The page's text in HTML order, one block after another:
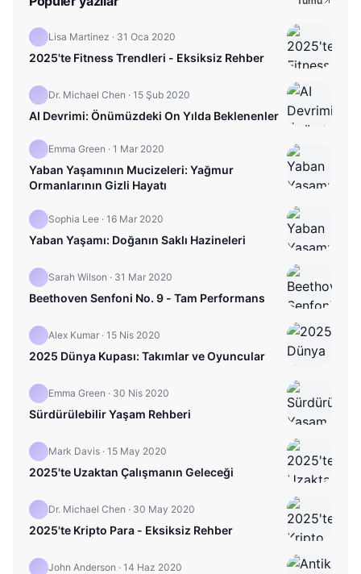
Lisa Martinez · 31 Oca 2020
2025'te Fitness Trendleri - Eksiksiz Rehber
Dr. Michael Chen · 15 Şub 2020
AI Devrimi: Önümüzdeki On Yılda Beklenenler
Emma Green · 1 Mar 2020
Yaban Yaşamının Mucizeleri: Yağmur
Ormanlarının Gizli Hayatı
Sophia Lee · 16 Mar 2020
Yaban Yaşamı: Doğanın Saklı Hazineleri
Sarah Wilson · 31 Mar 2020
Beethoven Senfoni No. 9 - Tam Performans
Alex Kumar · 15 Nis 2020
2025 Dünya Kupası: Takımlar ve Oyuncular
Emma Green · 30 Nis 2020
Sürdürülebilir Yaşam Rehberi
Mark Davis · 15 May 2020
2025'te Uzaktan Çalışmanın Geleceği
Dr. Michael Chen · 30 May 2020
2025'te Kripto Para - Eksiksiz Rehber
John Anderson · 14 Haz 2020